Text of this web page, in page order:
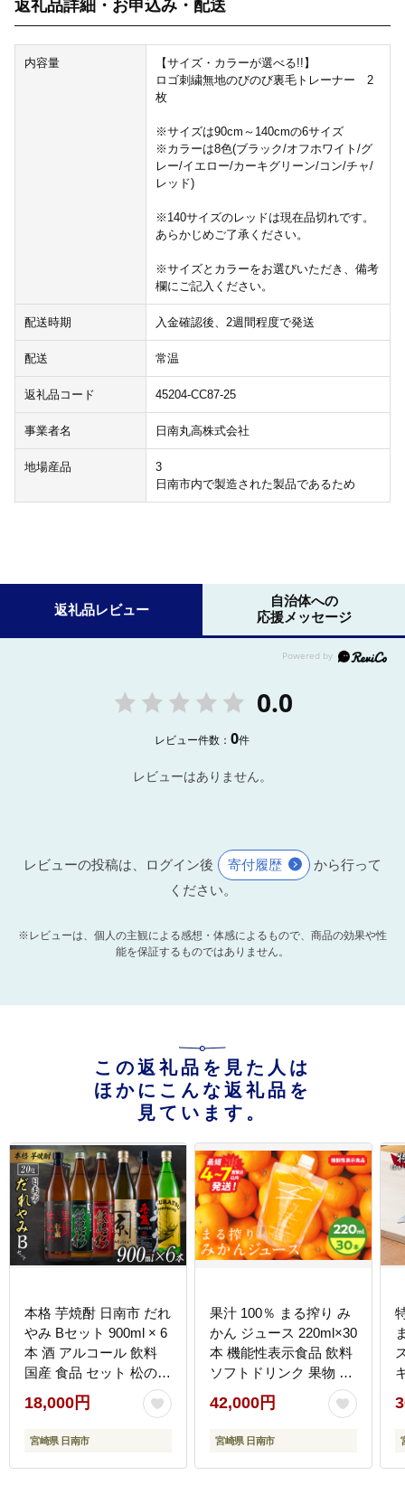
返礼品詳細・お申込み・配送
内容量
【サイズ・カラーが選べる!!】
ロゴ刺繍無地のびのび裏毛トレーナー 2
枚
※サイズは90cm～140cmの6サイズ
※カラーは8色(ブラック/オフホワイト/グ
レー/イエロー/カーキグリーン/コン/チャ/
レッド)
※140サイズのレッドは現在品切れです。
あらかじめご了承ください。
※サイズとカラーをお選びいただき、備考
欄にご記入ください。
配送時期 入金確認後、2週間程度で発送
配送 常温
返礼品コード 45204-CC87-25
事業者名 日南丸高株式会社
地場産品
3
日南市内で製造された製品であるため
返礼品レビュー
自治体への
応援メッセージ
0.0
レビュー件数：0件
レビューはありません。
レビューの投稿は、ログイン後 寄付履歴
から行って
ください。
※レビューは、個人の主観による感想・体感によるもので、商品の効果や性
能を保証するものではありません。
この返礼品を見た人は
ほかにこんな返礼品を
見ています。
本格 芋焼酎 日南市 だれ
やみ Bセット 900ml × 6
本 酒 アルコール 飲料
国産 食品 セット 松の露
飫肥杉 かね京かんろ 平
蔵 いも焼酎 飲み比べ お
すすめ お祝 地酒 人気
酸割 晩酌 お取り寄せ 詰
18,000円
宮崎県 日南市
果汁 100％ まる搾り み
かん ジュース 220ml×30
本 機能性表示食品 飲料
ソフトドリンク 果物 フ
ルーツ 柑橘 ミカン シャ
ーベット 国産 人気 おす
すめ ギフト おすそ分け
ト お取り寄せ 宮崎県 日
42,000円
宮崎県 日南市